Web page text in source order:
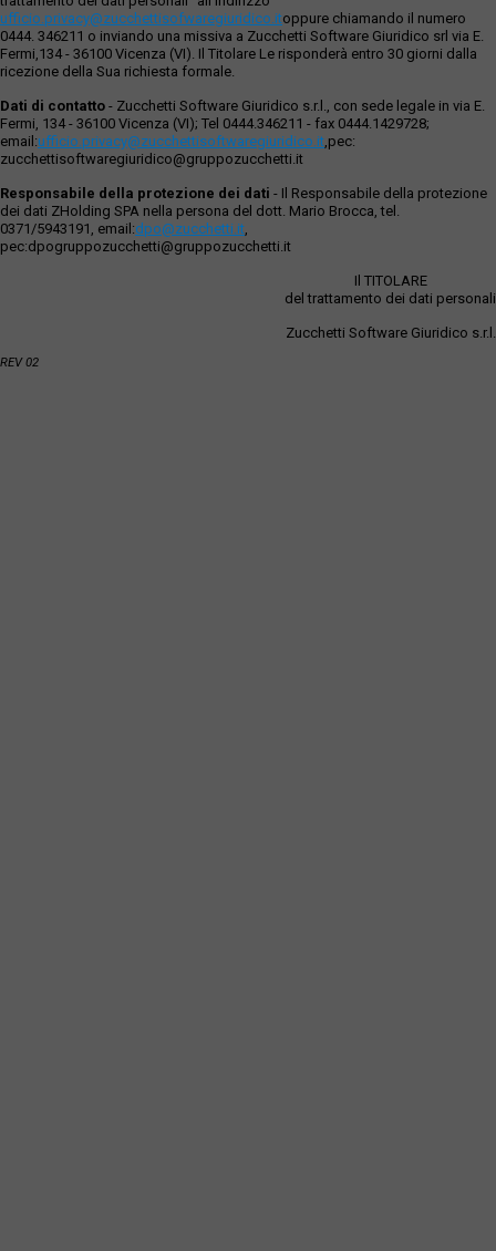
ufficio.privacy@zucchettisofwaregiuridico.itoppure chiamando il numero
0444. 346211 o inviando una missiva a Zucchetti Software Giuridico srl via E.
Fermi,134 - 36100 Vicenza (VI). Il Titolare Le risponderà entro 30 giorni dalla
ricezione della Sua richiesta formale.
Dati di contatto - Zucchetti Software Giuridico s.r.l., con sede legale in via E.
Fermi, 134 - 36100 Vicenza (VI); Tel 0444.346211 - fax 0444.1429728;
email:ufficio.privacy@zucchettisoftwaregiuridico.it,pec:
zucchettisoftwaregiuridico@gruppozucchetti.it
Responsabile della protezione dei dati - Il Responsabile della protezione
dei dati ZHolding SPA nella persona del dott. Mario Brocca, tel.
0371/5943191, email:dpo@zucchetti.it,
pec:dpogruppozucchetti@gruppozucchetti.it
Il TITOLARE
del trattamento dei dati personali
Zucchetti Software Giuridico s.r.l.
REV 02